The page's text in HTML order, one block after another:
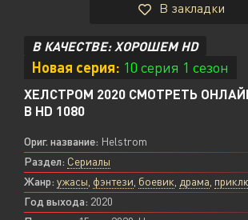
В закладки
В КАЧЕСТВЕ: ХОРОШЕМ HD
Новая серия: 10 серия 1 сезон
ХЕЛСТРОМ 2020 СМОТРЕТЬ
В HD 1080
Ориг. название: Helstrom
Раздел: Сериалы
Жанр: ужасы фэнтези боевик драма
Год выхода: 2020